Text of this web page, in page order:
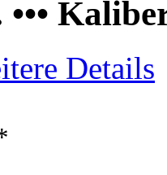
Details